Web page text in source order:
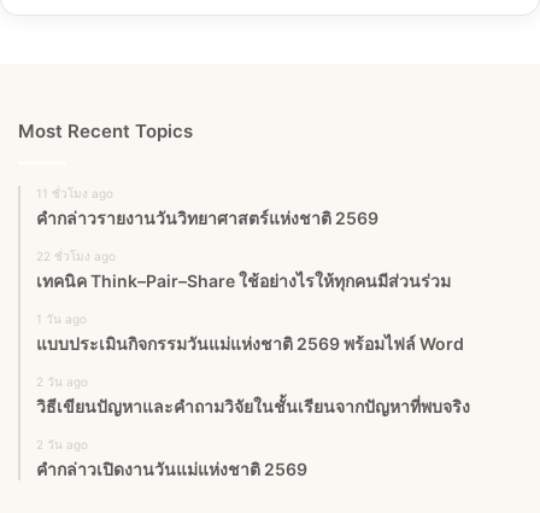
Most Recent Topics
11 ชั่วโมง ago
คำกล่าวรายงานวันวิทยาศาสตร์แห่งชาติ 2569
22 ชั่วโมง ago
เทคนิค Think–Pair–Share ใช้อย่างไรให้ทุกคนมีส่วนร่วม
1 วัน ago
แบบประเมินกิจกรรมวันแม่แห่งชาติ 2569 พร้อมไฟล์ Word
2 วัน ago
วิธีเขียนปัญหาและคำถามวิจัยในชั้นเรียนจากปัญหาที่พบจริง
2 วัน ago
คำกล่าวเปิดงานวันแม่แห่งชาติ 2569